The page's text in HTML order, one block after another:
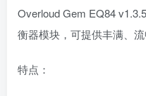
Overloud Gem EQ84
衡器模块，可提供丰满、流
特点：